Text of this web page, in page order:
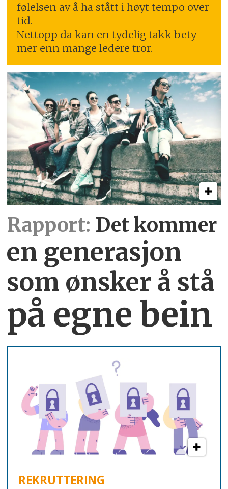
følelsen av å ha stått i høyt tempo over
tid.
Nettopp da kan en tydelig takk bety
mer enn mange ledere tror.
Rapport: Det kommer
en generasjon
som ønsker å stå
på egne bein
REKRUTTERING